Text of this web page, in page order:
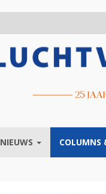
NIEUWS COLUMNS